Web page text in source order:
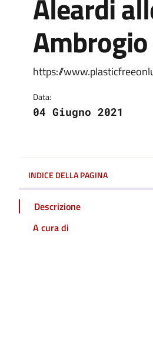
Aleardi
Dettagli della
https://
Data:
04 Giugno 2021
INDICE DELLA PAGINA
Descrizione
A cura di